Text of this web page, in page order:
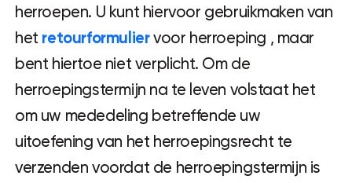
herroepen. U kunt hiervoor gebruikmaken van
het retourformuliervoor herroeping , maar
bent hiertoe niet verplicht. Om de
herroepingstermijn na te leven volstaat het
om uw mededeling betreffende uw
uitoefening van het herroepingsrecht te
verzenden voordat de herroepingstermijn is